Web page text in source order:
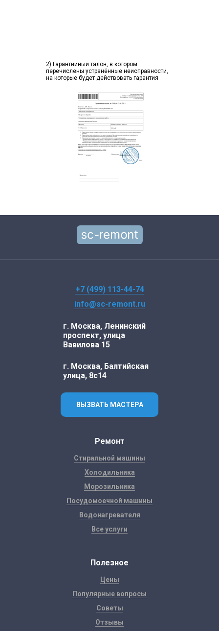
2) Гарантийный талон, в котором
перечислены устранённые неисправности,
на которые будет действовать гарантия
+7 (499) 113-44-74
info@sc-remont.ru
г. Москва, Ленинский
проспект, улица
Вавилова 15
г. Москва, Балтийская
улица, 8с14
ВЫЗВАТЬ МАСТЕРА
Ремонт
Стиральной машины
Холодильника
Морозильника
Посудомоечной машины
Водонагревателя
Все услуги
Полезное
Цены
Популярные вопросы
Советы
Отзывы